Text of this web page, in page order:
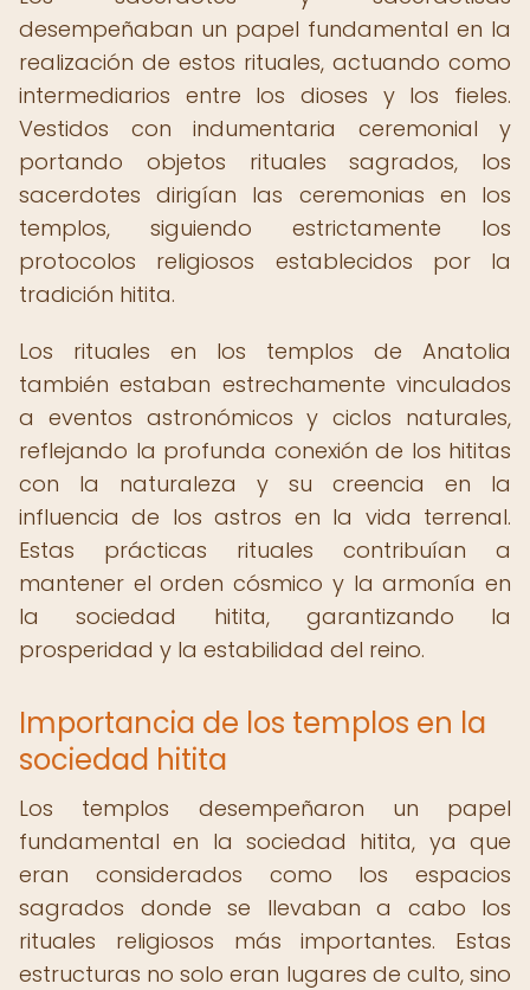
desempeñaban un papel fundamental en la
realización de estos rituales, actuando como
intermediarios entre los dioses y los fieles.
Vestidos con indumentaria ceremonial y
portando objetos rituales sagrados, los
sacerdotes dirigían las ceremonias en los
templos, siguiendo estrictamente los
protocolos religiosos establecidos por la
tradición hitita.
Los rituales en los templos de Anatolia
también estaban estrechamente vinculados
a eventos astronómicos y ciclos naturales,
reflejando la profunda conexión de los hititas
con la naturaleza y su creencia en la
influencia de los astros en la vida terrenal.
Estas prácticas rituales contribuían a
mantener el orden cósmico y la armonía en
la sociedad hitita, garantizando la
prosperidad y la estabilidad del reino.
Importancia de los templos en la
sociedad hitita
Los templos desempeñaron un papel
fundamental en la sociedad hitita, ya que
eran considerados como los espacios
sagrados donde se llevaban a cabo los
rituales religiosos más importantes. Estas
estructuras no solo eran lugares de culto, sino